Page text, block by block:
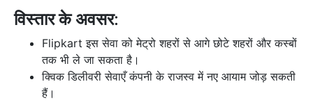
विस्तार के अवसर:
Flipkart इस सेवा को मेट्रो शहरों से आगे छोटे शहरों और कस्बों
तक भी ले जा सकता है।
क्विक डिलीवरी सेवाएँ कंपनी के राजस्व में नए आयाम जोड़ सकती
हैं।